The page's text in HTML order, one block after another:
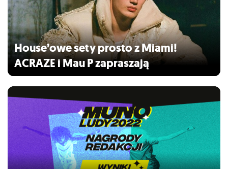
House’owe sety prosto z Miami!
ACRAZE i Mau P zapraszają